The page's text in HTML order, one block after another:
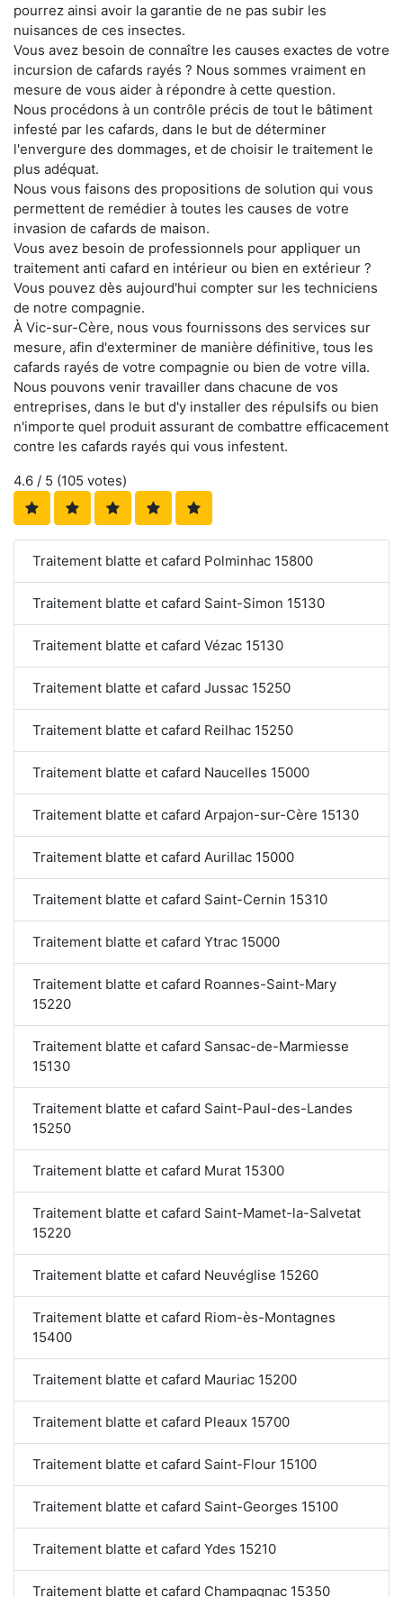
pourrez ainsi avoir la garantie de ne pas subir les
nuisances de ces insectes.
Vous avez besoin de connaître les causes exactes de votre
incursion de cafards rayés ? Nous sommes vraiment en
mesure de vous aider à répondre à cette question.
Nous procédons à un contrôle précis de tout le bâtiment
infesté par les cafards, dans le but de déterminer
l'envergure des dommages, et de choisir le traitement le
plus adéquat.
Nous vous faisons des propositions de solution qui vous
permettent de remédier à toutes les causes de votre
invasion de cafards de maison.
Vous avez besoin de professionnels pour appliquer un
traitement anti cafard en intérieur ou bien en extérieur ?
Vous pouvez dès aujourd'hui compter sur les techniciens
de notre compagnie.
À Vic-sur-Cère, nous vous fournissons des services sur
mesure, afin d'exterminer de manière définitive, tous les
cafards rayés de votre compagnie ou bien de votre villa.
Nous pouvons venir travailler dans chacune de vos
entreprises, dans le but d'y installer des répulsifs ou bien
n'importe quel produit assurant de combattre efficacement
contre les cafards rayés qui vous infestent.
4.6 / 5 (105 votes)
Traitement blatte et cafard Polminhac 15800
Traitement blatte et cafard Saint-Simon 15130
Traitement blatte et cafard Vézac 15130
Traitement blatte et cafard Jussac 15250
Traitement blatte et cafard Reilhac 15250
Traitement blatte et cafard Naucelles 15000
Traitement blatte et cafard Arpajon-sur-Cère 15130
Traitement blatte et cafard Aurillac 15000
Traitement blatte et cafard Saint-Cernin 15310
Traitement blatte et cafard Ytrac 15000
Traitement blatte et cafard Roannes-Saint-Mary
15220
Traitement blatte et cafard Sansac-de-Marmiesse
15130
Traitement blatte et cafard Saint-Paul-des-Landes
15250
Traitement blatte et cafard Murat 15300
Traitement blatte et cafard Saint-Mamet-la-Salvetat
15220
Traitement blatte et cafard Neuvéglise 15260
Traitement blatte et cafard Riom-ès-Montagnes
15400
Traitement blatte et cafard Mauriac 15200
Traitement blatte et cafard Pleaux 15700
Traitement blatte et cafard Saint-Flour 15100
Traitement blatte et cafard Saint-Georges 15100
Traitement blatte et cafard Ydes 15210
Traitement blatte et cafard Champagnac 15350